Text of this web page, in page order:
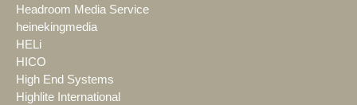
Headroom Media Service
heinekingmedia
HELi
HICO
High End Systems
Highlite International